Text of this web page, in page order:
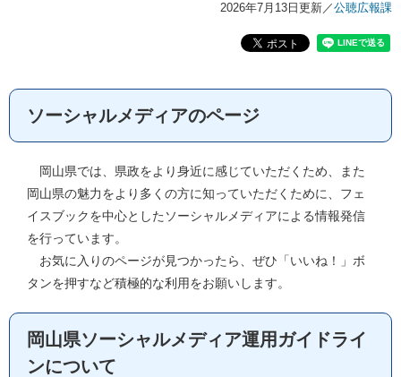
2026年7月13日更新／公聴広報課
ソーシャルメディアのページ
岡山県では、県政をより身近に感じていただくため、また
岡山県の魅力をより多くの方に知っていただくために、フェ
イスブックを中心としたソーシャルメディアによる情報発信
を行っています。
お気に入りのページが見つかったら、ぜひ「いいね！」ボ
タンを押すなど積極的な利用をお願いします。
岡山県ソーシャルメディア運用ガイドライ
ンについて